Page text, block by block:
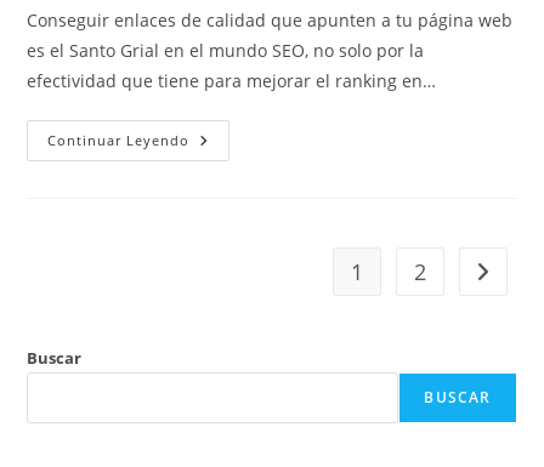
Conseguir enlaces de calidad que apunten a tu página web
es el Santo Grial en el mundo SEO, no solo por la
efectividad que tiene para mejorar el ranking en…
Continuar Leyendo
1 2
Buscar
BUSCAR